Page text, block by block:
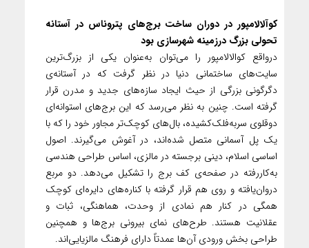
کوآلالامپور در دوران ساخت برج‌های پتروناس در آستانه
تحولی بزرگ درزمینه شهرسازی بود
درواقع کوالالامپور را می‌توان به‌عنوان یکی از بزرگ‌ترین
سایت‌های ساختمانی دنیا در نظر گرفت که در آستانه‌ی
دگرگونی بزرگی از حیث ایجاد سازه‌های جدید و مدرن قرار
گرفته است. چنین به نظر می‌رسد که این برج‌های استوانه‌ای
دوقلوی سربه‌فلک‌کشیده، بال‌های کوچک‌تر مجاور خود را که با
یک پل آسمانی متصل شده‌اند، در آغوش می‌گیرند. اصول
اساسی اسلام، دینی برجسته در مالزی، اساس طراحی هندسی
به‌کاررفته در صفحه‌ی کف برج را تشکیل می‌دهد. دو مربع
دروان‌یافته و روی هم قرار گرفته با کناره‌های دایره‌ای کوچک
همگی در کنار هم نمادی از وحدت، هماهنگی، ثبات و
عقلانیت هستند. طرح‌های نمای بیرونی برج‌ها و همچنین
طراحی بخش ورودی آن‌ها عمدتاً دارای فرهنگ مالزیایی‌اند.